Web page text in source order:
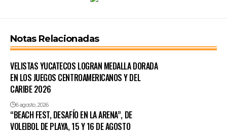
Notas Relacionadas
VELISTAS YUCATECOS LOGRAN MEDALLA DORADA
EN LOS JUEGOS CENTROAMERICANOS Y DEL
CARIBE 2026
6 agosto, 2026
“BEACH FEST, DESAFÍO EN LA ARENA”, DE
VOLEIBOL DE PLAYA, 15 Y 16 DE AGOSTO